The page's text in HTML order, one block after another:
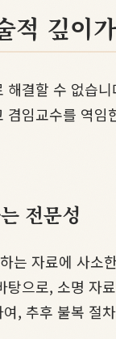
적 깊이
결할 수 없습
겸임교수를 역임
전문성
는 자료에 사소
으로, 소명 자
, 추후 불복 절